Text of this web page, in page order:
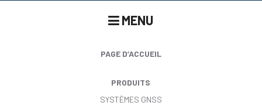
MENU
PAGE D’ACCUEIL
PRODUITS
SYSTÈMES GNSS